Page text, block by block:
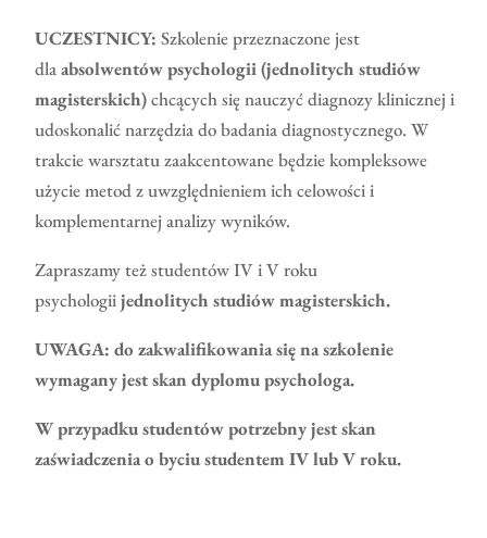
UCZESTNICY: Szkolenie przeznaczone jest
dlaabsolwentów psychologii (jednolitych studiów
magisterskich)chcących się nauczyć diagnozy klinicznej i
udoskonalić narzędzia do badania diagnostycznego. W
trakcie warsztatu zaakcentowane będzie kompleksowe
użycie metod z uwzględnieniem ich celowości i
komplementarnej analizy wyników.
Zapraszamy też studentów IV i V roku
psychologiijednolitych studiów magisterskich.
UWAGA: do zakwalifikowania się na szkolenie
wymagany jest skan dyplomu psychologa.
W przypadku studentów potrzebny jest skan
zaświadczenia o byciu studentem IV lub V roku.